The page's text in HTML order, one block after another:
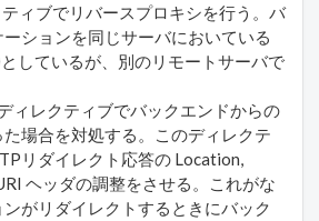
ィブでリバースプロキシを行う。バ
ションを同じサーバにおいている
しているが、別のリモートサーバで
ィレクティブでバックエンドからの
場合を対処する。このディレクテ
リダイレクト応答の Location,
ヘッダの調整をさせる。これがな
がリダイレクトするときにバック